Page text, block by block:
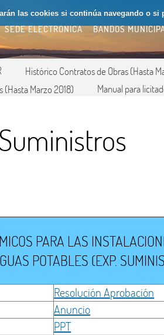
las cookies si continúa navegando o si
SEDE ELECTRÓNICA BANDOS
Histórico Contratos de Obras (Hasta
Marzo 2018) Manual para
PARA LAS
POTABLES (EXP.
Resolución Aprobación
Anuncio
PPT